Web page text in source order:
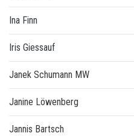
Ina Finn
Iris Giessauf
Janek Schumann MW
Janine Löwenberg
Jannis Bartsch